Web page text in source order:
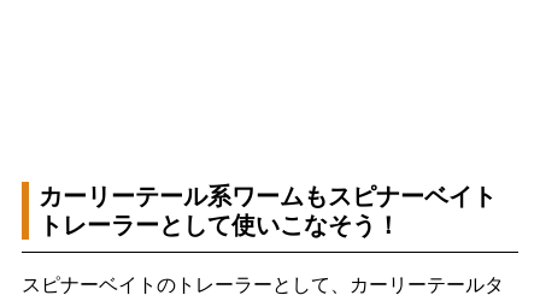
カーリーテール系ワームもスピナーベイト
トレーラーとして使いこなそう！
スピナーベイトのトレーラーとして、カーリーテールタ